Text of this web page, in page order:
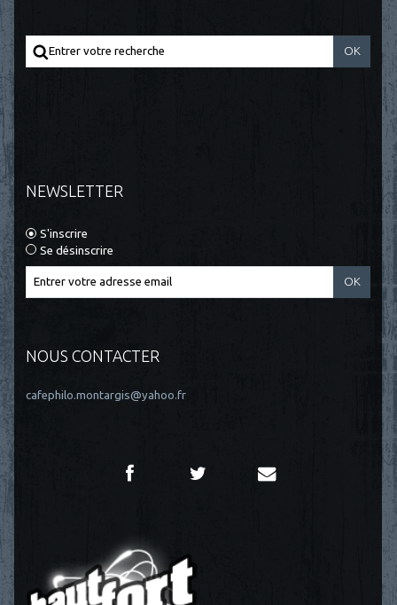
NEWSLETTER
S'inscrire
Se désinscrire
NOUS CONTACTER
cafephilo.montargis@yahoo.fr